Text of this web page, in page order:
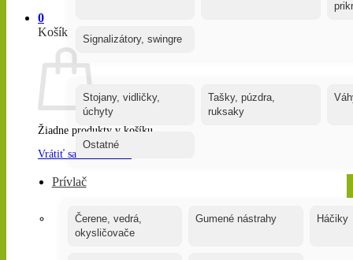
0
Košík
Žiadne produkty v košíku.
Vrátiť sa do obchodu
Signalizátory, swingre
Stojany, vidličky,
úchyty
Tašky, púzdra,
ruksaky
Ostatné
Prívlač
Čerene, vedrá,
okysličovače
Gumené nástrahy Háčiky